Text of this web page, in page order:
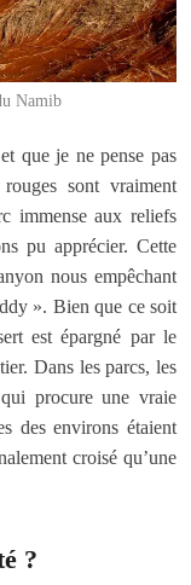
Namib
que je ne pense pas
sont vraiment
immense aux reliefs
pu apprécier. Cette
nous empêchant
». Bien que ce soit
est épargné par le
Dans les parcs, les
procure une vraie
des environs étaient
croisé qu’une
?